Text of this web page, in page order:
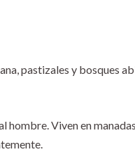
pastizales y bosques
hombre. Viven en